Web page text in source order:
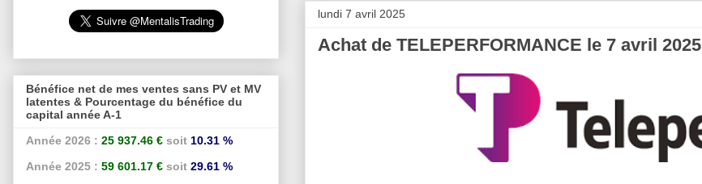
lundi 7 avril 2025
Achat de TELEPERFORMANCE le 7 avril 2025
Bénéfice net de mes ventes sans PV et MV
latentes & Pourcentage du bénéfice du
capital année A-1
Année 2026 : 25 937.46 € soit 10.31 %
Année 2025 : 59 601.17 € soit 29.61 %